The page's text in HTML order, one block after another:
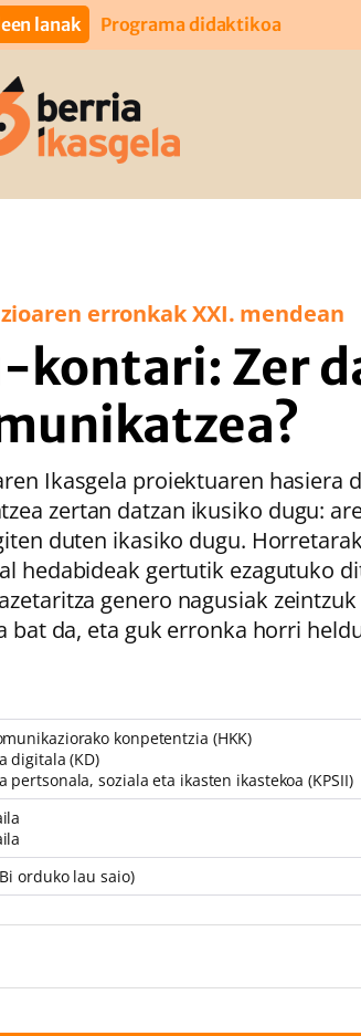
lanak Programa didaktikoa
erronkak XXI. mendean
kontari: Zer
Ikasgela proiektuaren hasiera
zertan datzan ikusiko dugu:
duten ikasiko dugu.
hedabideak gertutik ezagutuko
genero nagusiak
bat da, eta guk erronka horri
konpetentzia (HKK)
digitala (KD)
pertsonala, soziala eta ikasten ikastekoa (KPSII)
orduko lau saio)